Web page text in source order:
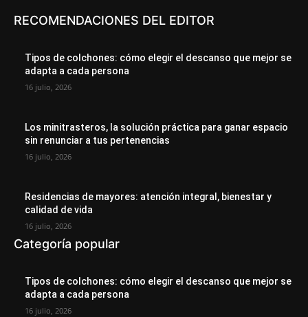
RECOMENDACIONES DEL EDITOR
Tipos de colchones: cómo elegir el descanso que mejor se
adapta a cada persona
16 julio, 2026
Los minitrasteros, la solución práctica para ganar espacio
sin renunciar a tus pertenencias
16 julio, 2026
Residencias de mayores: atención integral, bienestar y
calidad de vida
16 julio, 2026
Categoría popular
Tipos de colchones: cómo elegir el descanso que mejor se
adapta a cada persona
16 julio, 2026